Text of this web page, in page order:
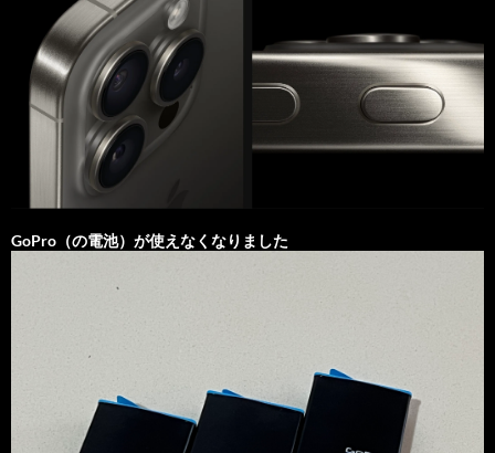
GoPro（の電池）が使えなくなりました